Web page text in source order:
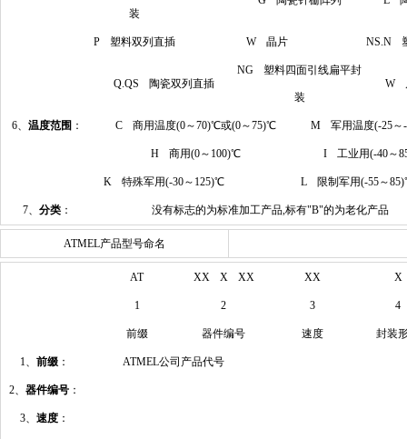
装
P 塑料双列直插 W 晶片 NS.N
Q.QS 陶瓷双列直插
NG 塑料四面引线扁平封
装
W
6、 温度范围 ： C 商用温度(0～70)℃或(0～75)℃ M 军用温度(-25～
H 商用(0～100)℃ I 工业用(-40～
K 特殊军用(-30～125)℃ L 限制军用(-55～
7、 分类： 没有标志的为标准加工产品,标有"B"的为老化产品
ATMEL产品型号命名
AT XX X XX XX X
1 2 3 4
前缀 器件编号 速度 封装
1、 前缀： ATMEL公司产品代号
2、 器件编号：
3、 速度：